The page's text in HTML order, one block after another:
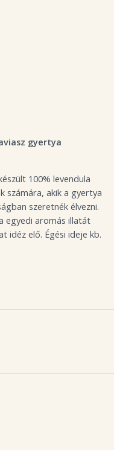
gyertya
100% levendula
számára, akik a gyertya
szeretnék élvezni.
egyedi aromás illatát
idéz elő. Égési ideje kb.